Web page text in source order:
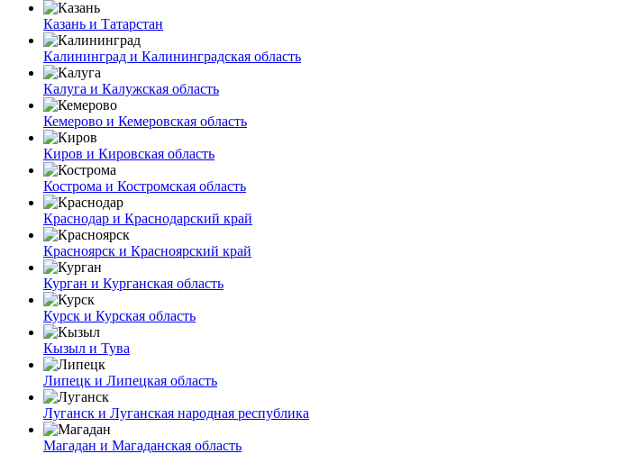
Казань и Татарстан
Калининград и Калининградская область
Калуга и Калужская область
Кемерово и Кемеровская область
Киров и Кировская область
Кострома и Костромская область
Краснодар и Краснодарский край
Красноярск и Красноярский край
Курган и Курганская область
Курск и Курская область
Кызыл и Тува
Липецк и Липецкая область
Луганск и Луганская народная республика
Магадан и Магаданская область